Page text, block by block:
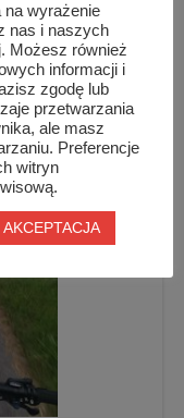
na wyrażenie
nas i naszych
Możesz również
informacji i
zgodę lub
przetwarzania
ale masz
Preferencje
witryn
AKCEPTACJA